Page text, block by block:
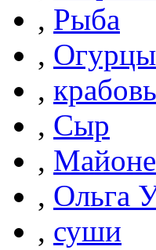
, Рыба
, Огурцы
,
, Сыр
,
, Ольга
, суши